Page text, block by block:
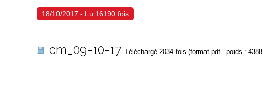
18/10/2017 - Lu 16190 fois
cm_09-10-17 Téléchargé 2034 fois (format pdf - poids : 4388